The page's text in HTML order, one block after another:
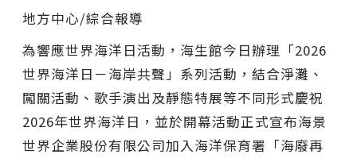
地方中心/綜合報導
為響應世界海洋日活動，海生館今日辦理「2026
世界海洋日－海岸共聲」系列活動，結合淨灘、
闖關活動、歌手演出及靜態特展等不同形式慶祝
2026年世界海洋日，並於開幕活動正式宣布海景
世界企業股份有限公司加入海洋保育署「海廢再